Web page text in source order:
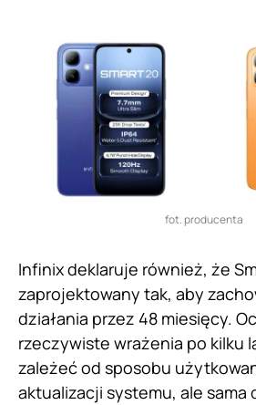
fot. producenta
Infinix deklaruje również, że
zaprojektowany tak, aby
działania przez 48 miesięcy.
rzeczywiste wrażenia po kilku
zależeć od sposobu
aktualizacji systemu, ale sama